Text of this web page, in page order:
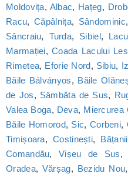
Moldovița, Albac, Hațeg,
Racu,Căpâlnița, Sândominic,
Sâncraiu, Turda, Sibiel,
Marmației,Coada Lacului
Rimetea, Eforie Nord, Sibiu,
Băile Bálványos, Băile
de Jos, Sâmbăta de Sus,
Valea Boga, Deva, Miercurea
Băile Homorod, Sic, Corbeni,
Timișoara,Costinești,
Comandău,Vișeu de Sus
Oradea, Vărșag, Bezidu Nou